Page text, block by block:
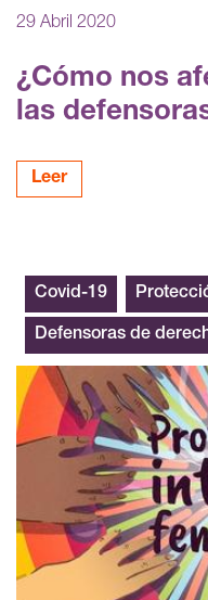
29 Abril 2020
¿Cómo nos
las
Leer
Covid-19
Defensoras de